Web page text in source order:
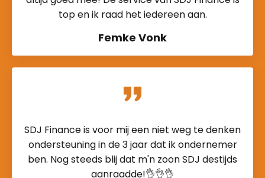
top en ik raad het iedereen aan.
Femke Vonk
SDJ Finance is voor mij een niet weg te denken
ondersteuning in de 3 jaar dat ik ondernemer
ben. Nog steeds blij dat m'n zoon SDJ destijds
aanraadde!👌👌👌